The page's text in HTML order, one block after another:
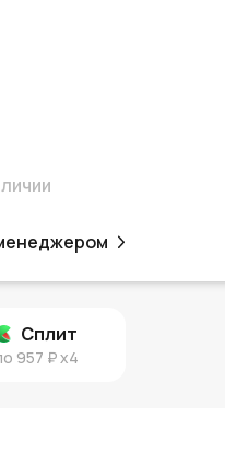
Сплит
957 ₽x4